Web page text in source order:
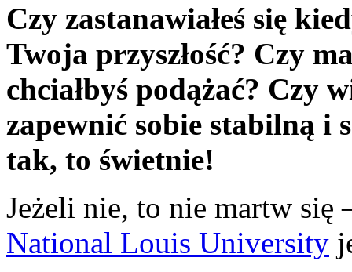
Czy zastanawiałeś się
Twoja przyszłość? Czy
chciałbyś podążać? Czy
zapewnić sobie stabilną i
tak, to świetnie!
Jeżeli nie, to nie martw się
National Louis University